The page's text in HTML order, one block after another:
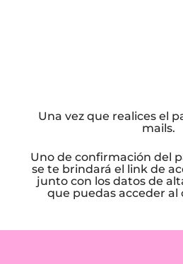
Una vez que realices el
mails.
Uno de confirmación del
se te brindará el link de
junto con los datos de
que puedas acceder al